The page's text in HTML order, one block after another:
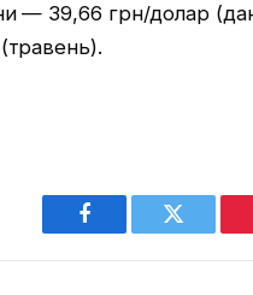
— 39,66 грн/долар
Facebook Twitter